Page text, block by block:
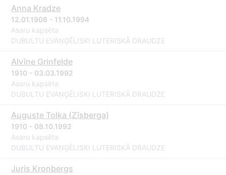
Anna Kradze
12.01.1908 - 11.10.1994
Asaru kapsēta
DUBULTU EVAŅĢĒLISKI LUTERISKĀ DRAUDZE
Alvīne Grinfelde
1910 - 03.03.1992
Asaru kapsēta
DUBULTU EVAŅĢĒLISKI LUTERISKĀ DRAUDZE
Auguste Tolka (Zīsberga)
1910 - 08.10.1992
Asaru kapsēta
DUBULTU EVAŅĢĒLISKI LUTERISKĀ DRAUDZE
Juris Kronbergs